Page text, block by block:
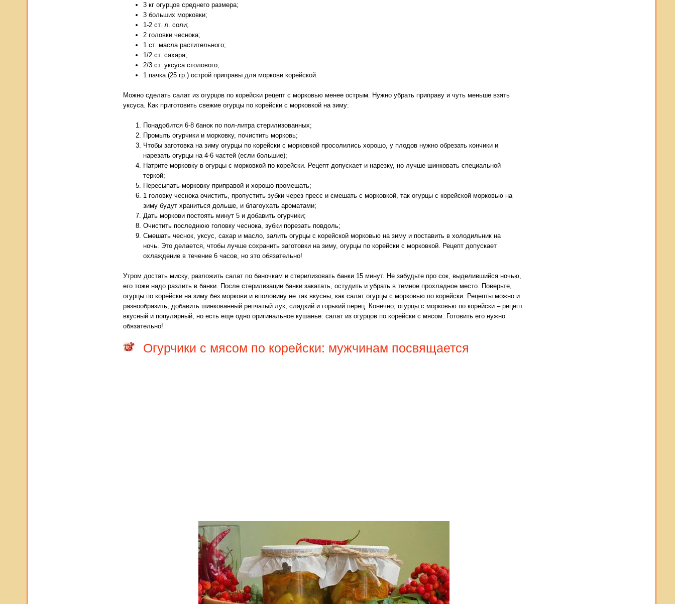
3 кг огурцов среднего размера;
3 больших морковки;
1-2 ст. л. соли;
2 головки чеснока;
1 ст. масла растительного;
1/2 ст. сахара;
2/3 ст. уксуса столового;
1 пачка (25 гр.) острой приправы для моркови корейской.
Можно сделать салат из огурцов по корейски рецепт с морковью менее острым. Нужно убрать приправу и чуть меньше взять
уксуса. Как приготовить свежие огурцы по корейски с морковкой на зиму:
Понадобится 6-8 банок по пол-литра стерилизованных;
Промыть огурчики и морковку, почистить морковь;
Чтобы заготовка на зиму огурцы по корейски с морковкой просолились хорошо, у плодов нужно обрезать кончики и
нарезать огурцы на 4-6 частей (если большие);
Натрите морковку в огурцы с морковкой по корейски. Рецепт допускает и нарезку, но лучше шинковать специальной
теркой;
Пересыпать морковку приправой и хорошо промешать;
1 головку чеснока очистить, пропустить зубки через пресс и смешать с морковкой, так огурцы с корейской морковью на
зиму будут храниться дольше, и благоухать ароматами;
Дать моркови постоять минут 5 и добавить огурчики;
Очистить последнюю головку чеснока, зубки порезать повдоль;
Смешать чеснок, уксус, сахар и масло, залить огурцы с корейской морковью на зиму и поставить в холодильник на
ночь. Это делается, чтобы лучше сохранить заготовки на зиму, огурцы по корейски с морковкой. Рецепт допускает
охлаждение в течение 6 часов, но это обязательно!
Утром достать миску, разложить салат по баночкам и стерилизовать банки 15 минут. Не забудьте про сок, выделившийся ночью,
его тоже надо разлить в банки. После стерилизации банки закатать, остудить и убрать в темное прохладное место. Поверьте,
огурцы по корейски на зиму без моркови и вполовину не так вкусны, как салат огурцы с морковью по корейски. Рецепты можно и
разнообразить, добавить шинкованный репчатый лук, сладкий и горький перец. Конечно, огурцы с морковью по корейски – рецепт
вкусный и популярный, но есть еще одно оригинальное кушанье: салат из огурцов по корейски с мясом. Готовить его нужно
обязательно!
Огурчики с мясом по корейски: мужчинам посвящается